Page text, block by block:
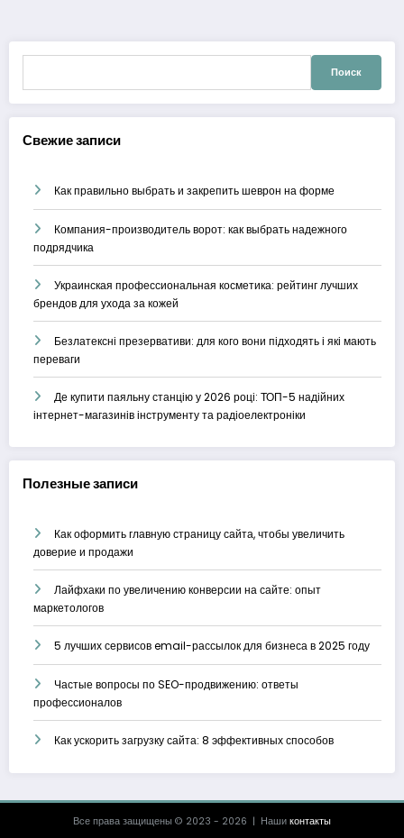
Свежие записи
Как правильно выбрать и закрепить шеврон на форме
Компания-производитель ворот: как выбрать надежного
подрядчика
Украинская профессиональная косметика: рейтинг лучших
брендов для ухода за кожей
Безлатексні презервативи: для кого вони підходять і які мають
переваги
Де купити паяльну станцію у 2026 році: ТОП-5 надійних
інтернет-магазинів інструменту та радіоелектроніки
Полезные записи
Как оформить главную страницу сайта, чтобы увеличить
доверие и продажи
Лайфхаки по увеличению конверсии на сайте: опыт
маркетологов
5 лучших сервисов email-рассылок для бизнеса в 2025 году
Частые вопросы по SEO-продвижению: ответы
профессионалов
Как ускорить загрузку сайта: 8 эффективных способов
Все права защищены © 2023 - 2026 | Наши контакты